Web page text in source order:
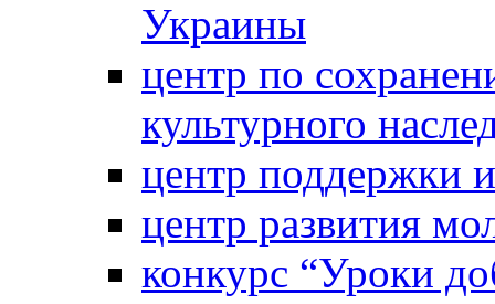
Украины
центр по
культурного
центр поддержки
центр развития
конкурс “Уроки